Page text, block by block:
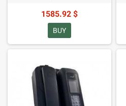
1585.92 $
BUY